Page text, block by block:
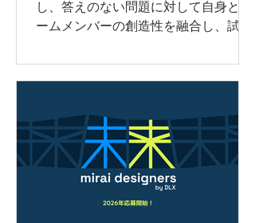
などを語り合ったりして、たくさんの
けて、何度もチームでミーティングを
し、答えのない問題に対して自身とチ
ームメンバーの創造性を融合し、試行
案する力を身につけられました。無数
の選択肢がある中で、インタビューな
得して取り組めるアイデアを絞る最中
に何度も挫折を経験しましたが、その
おかげで自信を持ってプレゼンできる
成果物が完成しました。 これから、仕
事やプロジェクトにおいて、頭の中に